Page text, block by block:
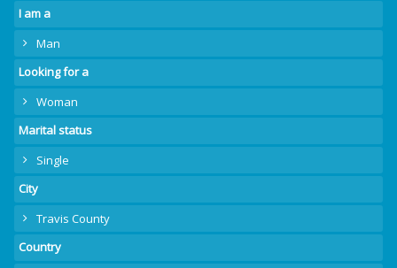
I am a
Man
Looking for a
Woman
Marital status
Single
City
Travis County
Country